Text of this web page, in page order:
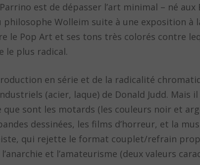
est de dépasser l’art minimal – né
philosophe Wolleim suite à une exposition à
le Pop Art et ses tons très colorés contre
le plus radical.
en série et de la radicalité
(acier, laque) de Donald Judd. Mais
sont les motards (les couleurs noir et
dessinées, les films d’horreur, et la
qui rejette le format couplet/refrain
et l’amateurisme (deux valeurs